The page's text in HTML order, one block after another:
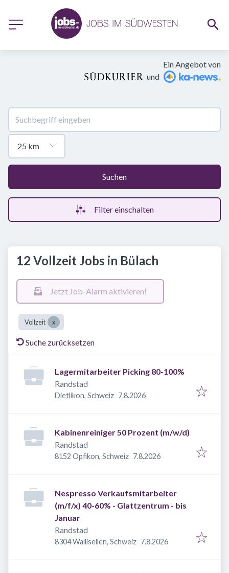
Ein Angebot von
und
Suchen
Filter einschalten
12 Vollzeit Jobs in Bülach
Jetzt Job-Alarm aktivieren!
Vollzeit
Suche zurücksetzen
Lagermitarbeiter Picking 80-100%
Randstad
Dietlikon, Schweiz Veröffentlicht
7.8.2026
Kabinenreiniger 50 Prozent (m/w/d)
Randstad
8152 Opfikon, Schweiz Veröffentlicht
7.8.2026
Nespresso Verkaufsmitarbeiter
(m/f/x) 40-60% - Glattzentrum - bis
Januar
Randstad
8304 Wallisellen, Schweiz Veröffentlicht
7.8.2026